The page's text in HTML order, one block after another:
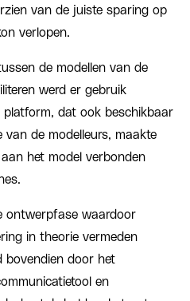
van de juiste sparing op
verlopen.
de modellen van de
werd er gebruik
dat ook beschikbaar
de modelleurs, maakte
het model verbonden
ontwerpfase waardoor
in theorie vermeden
bovendien door het
en